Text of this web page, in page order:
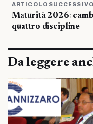
ARTICOLO
Maturità 2026:
quattro discipline
Da leggere